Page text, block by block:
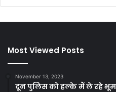
Most Viewed Posts
November 13, 2023
दून पुलिस को हल्के मैं ले रहे